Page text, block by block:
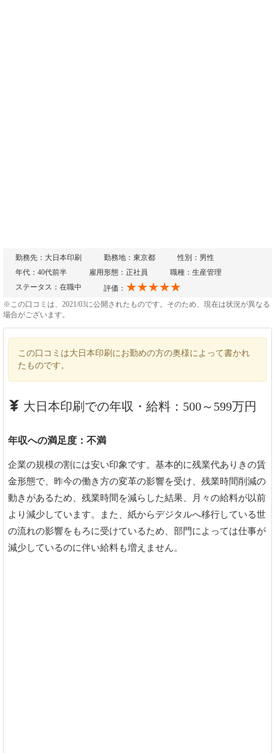
勤務先：大日本印刷 勤務地：東京都
性別：男性
年代：40代前半
雇用形態：正社員
職種：生産管理
ステータス：在職中
評価： ★★★★★
※この口コミは、2021/03に公開されたものです。そのため、現在は状況が異なる
場合がございます。
この口コミは大日本印刷にお勤めの方の奥様によって書かれ
たものです。
大日本印刷での年収・給料：500～599万円
年収への満足度：不満
企業の規模の割には安い印象です。基本的に残業代ありきの賃
金形態で、昨今の働き方の変革の影響を受け、残業時間削減の
動きがあるため、残業時間を減らした結果、月々の給料が以前
より減少しています。また、紙からデジタルへ移行している世
の流れの影響をもろに受けているため、部門によっては仕事が
減少しているのに伴い給料も増えません。